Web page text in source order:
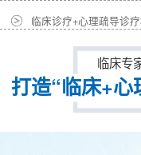
临床诊疗+心理疏导诊
临床专
打造“临床+